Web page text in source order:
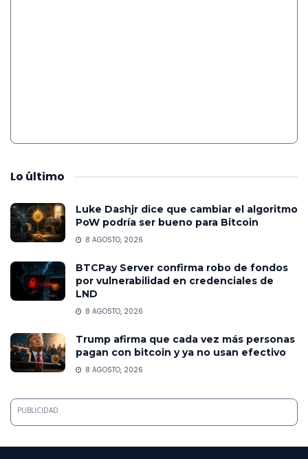
Lo último
Luke Dashjr dice que cambiar el algoritmo
PoW podría ser bueno para Bitcoin
8 AGOSTO, 2026
BTCPay Server confirma robo de fondos
por vulnerabilidad en credenciales de
LND
8 AGOSTO, 2026
Trump afirma que cada vez más personas
pagan con bitcoin y ya no usan efectivo
8 AGOSTO, 2026
PUBLICIDAD